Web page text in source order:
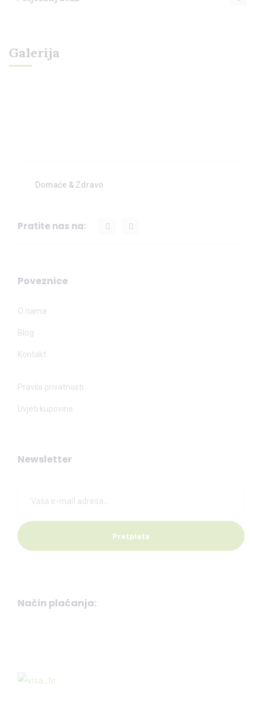
Galerija
Domaće & Zdravo
Pratite nas na:
Poveznice
O nama
Blog
Kontakt
Pravila privatnosti
Uvjeti kupovine
Newsletter
Način plaćanja: